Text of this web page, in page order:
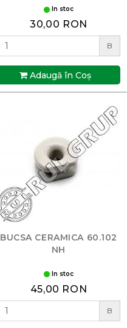
In stoc
30,00 RON
B
Adaugă în Coş
BUCSA CERAMICA 60.102
NH
In stoc
45,00 RON
B